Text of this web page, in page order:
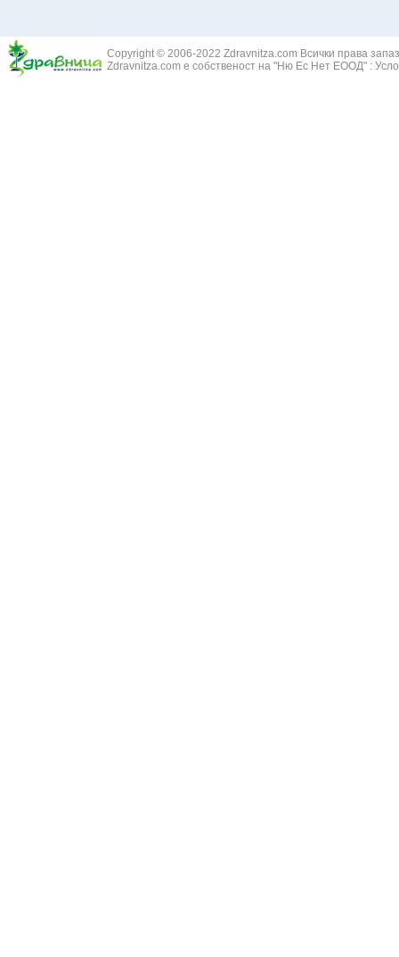
Copyright © 2006-2022 Zdravnitza.com Всички права
Zdravnitza.com е собственост на "Ню Ес Нет ЕООД" :